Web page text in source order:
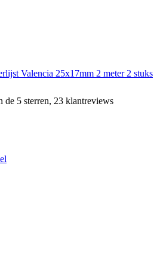
Valencia 25x17mm 2 meter 2 stuks
de 5 sterren, 23 klantreviews